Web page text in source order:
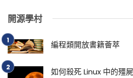
開源學村
編程類開放書籍薈萃
如何殺死 Linux 中的殭